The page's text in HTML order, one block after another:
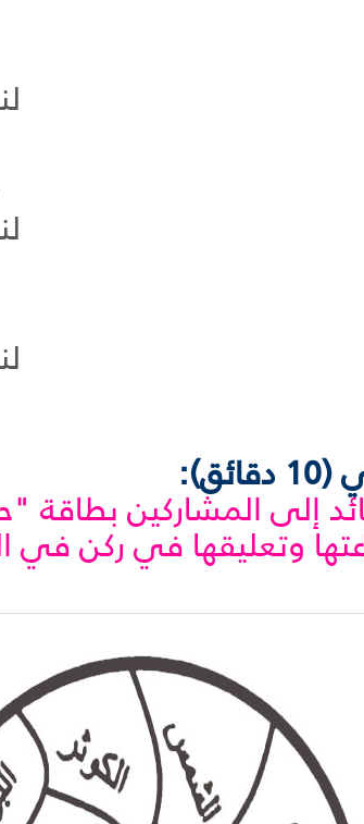
إلى المشاركين بطاقة
وتعليقها في ركن في